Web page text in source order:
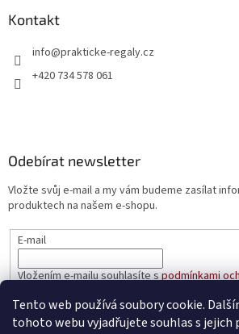
Tento web používá soubory cookie.
tohoto webu vyjadřujete souhlas s jejich
Kontakt
info@prakticke-regaly.cz
+420 734 578 061
Odebírat newsletter
Vložte svůj e-mail a my vám budeme zasílat
produktech na našem e-shopu.
E-mail
Vložením e-mailu souhlasíte spodmínkami
PŘIHLÁSIT SE